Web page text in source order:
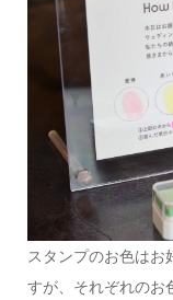
スタンプのお色はお
すが、それぞれのお